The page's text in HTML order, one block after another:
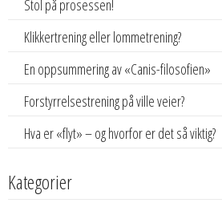
Stol på prosessen!
Klikkertrening eller lommetrening?
En oppsummering av «Canis-filosofien»
Forstyrrelsestrening på ville veier?
Hva er «flyt» – og hvorfor er det så viktig?
Kategorier